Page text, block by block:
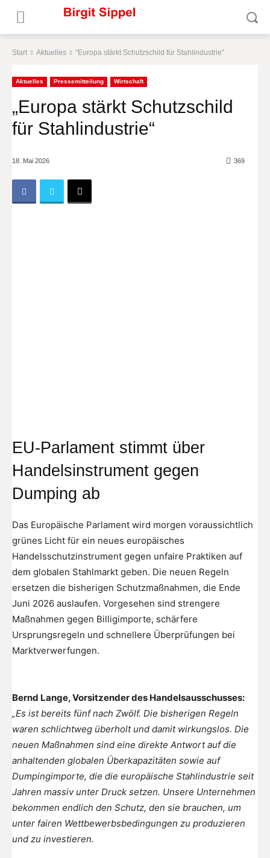
Start Aktuelles "Europa stärkt Schutzschild für Stahlindustrie"
Aktuelles Pressemitteilung Wirtschaft
„Europa stärkt Schutzschild
für Stahlindustrie“
18. Mai 2026 369
EU-Parlament stimmt über
Handelsinstrument gegen
Dumping ab
Das Europäische Parlament wird morgen voraussichtlich
grünes Licht für ein neues europäisches
Handelsschutzinstrument gegen unfaire Praktiken auf
dem globalen Stahlmarkt geben. Die neuen Regeln
ersetzen die bisherigen Schutzmaßnahmen, die Ende
Juni 2026 auslaufen. Vorgesehen sind strengere
Maßnahmen gegen Billigimporte, schärfere
Ursprungsregeln und schnellere Überprüfungen bei
Marktverwerfungen.
Bernd Lange, Vorsitzender des Handelsausschusses:
„Es ist bereits fünf nach Zwölf. Die bisherigen Regeln
waren schlichtweg überholt und damit wirkungslos. Die
neuen Maßnahmen sind eine direkte Antwort auf die
anhaltenden globalen Überkapazitäten sowie auf
Dumpingimporte, die die europäische Stahlindustrie seit
Jahren massiv unter Druck setzen. Unsere Unternehmen
bekommen endlich den Schutz, den sie brauchen, um
unter fairen Wettbewerbsbedingungen zu produzieren
und zu investieren.